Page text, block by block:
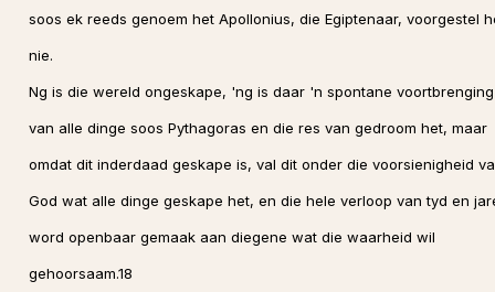
soos ek reeds genoem het Apollonius, die Egiptenaar, voorgestel
nie.
Ng is die wereld ongeskape, 'ng is daar 'n spontane voortbrenging
van alle dinge soos Pythagoras en die res van gedroom het, maar
omdat dit inderdaad geskape is, val dit onder die voorsienigheid
God wat alle dinge geskape het, en die hele verloop van tyd en
word openbaar gemaak aan diegene wat die waarheid wil
gehoorsaam.18